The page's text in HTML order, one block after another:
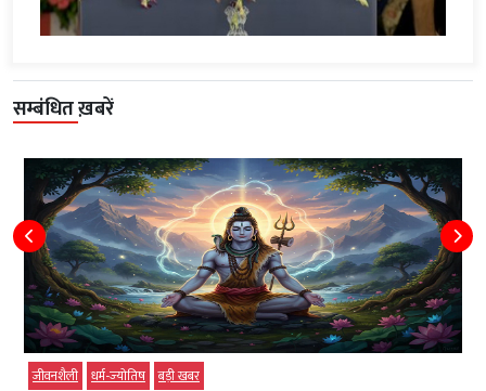
सम्बंधित ख़बरें
जीवनशैली धर्म-ज्‍योतिष बड़ी खबर